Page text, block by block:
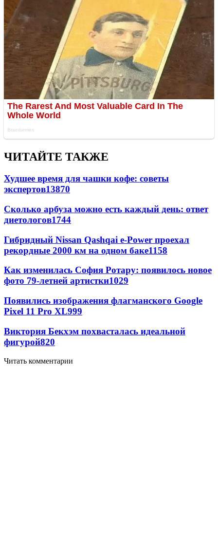
ЧИТАЙТЕ ТАКЖЕ
Худшее время для чашки кофе: советы
экспертов13870
Сколько арбуза можно есть каждый день: ответ
диетологов1744
Гибридный Nissan Qashqai e-Power проехал
рекордные 2000 км на одном баке1158
Как изменилась София Ротару: появилось новое
фото 79-летней артистки1029
Появились изображения флагманского Google
Pixel 11 Pro XL999
Виктория Бекхэм похвасталась идеальной
фигурой820
Читать комментарии